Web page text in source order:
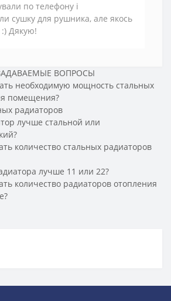
по телефону і
сушку для рушника, але якось
Дякую!
ВОПРОСЫ
необходимую мощность стальных
помещения?
радиаторов
лучше стальной или
количество стальных радиаторов
лучше 11 или 22?
количество радиаторов отопления